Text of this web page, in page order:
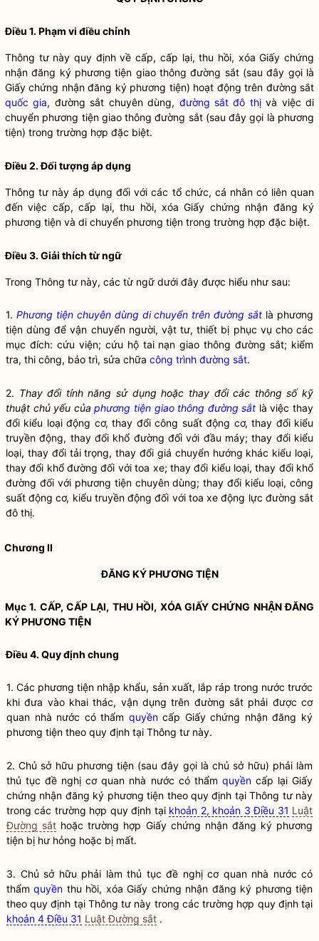
Điều 1. Phạm vi điều chỉnh
Thông tư này quy định về cấp, cấp lại, thu hồi, xóa Giấy chứng
nhận đăng ký phương tiện giao thông đường sắt(sau đây gọi là
Giấy chứng nhận đăng ký phương tiện) hoạt động trên đường sắt
quốc gia, đường sắt chuyên dùng, đường sắt đô thịvà việc di
chuyển phương tiện giao thông đường sắt(sau đây gọi là phương
tiện) trong trường hợp đặc biệt.
Điều 2. Đối tượng áp dụng
Thông tư này áp dụng đối với các tổ chức, cá nhân có liên quan
đến việc cấp, cấp lại, thu hồi, xóa Giấy chứng nhận đăng ký
phương tiện và di chuyển phương tiện trong trường hợp đặc biệt.
Điều 3. Giải thích từ ngữ
Trong Thông tư này, các từ ngữ dưới đây được hiểu như sau:
1. Phương tiện chuyên dùng di chuyển trên đường sắt là phương
tiện dùng để vận chuyển người, vật tư, thiết bị phục vụ cho các
mục đích: cứu viện; cứu hộ tai nạn giao thông đường sắt; kiểm
tra, thi công, bảo trì, sửa chữa công trình đường sắt.
2. Thay đổi tính năng sử dụng hoặc thay đổi các thông số kỹ
thuật chủ yếu củaphương tiện giao thông đường sắt là việc thay
đổi kiểu loại động cơ, thay đổi công suất động cơ, thay đổi kiểu
truyền động, thay đổi khổ đường đối với đầu máy; thay đổi kiểu
loại, thay đổi tải trọng, thay đổi giá chuyển hướng khác kiểu loại,
thay đổi khổ đường đối với toa xe; thay đổi kiểu loại, thay đổi khổ
đường đối với phương tiện chuyên dùng; thay đổi kiểu loại, công
suất động cơ, kiểu truyền động đối với toa xe động lực đường sắt
đô thị.
Chương II
ĐĂNG KÝ PHƯƠNG TIỆN
Mục 1. CẤP, CẤP LẠI, THU HỒI, XÓA GIẤY CHỨNG NHẬN ĐĂNG
KÝ PHƯƠNG TIỆN
Điều 4. Quy định chung
1. Các phương tiện nhập khẩu, sản xuất, lắp ráp trong nước trước
khi đưa vào khai thác, vận dụng trên đường sắt phải được cơ
quan nhà nước có thẩm quyềncấp Giấy chứng nhận đăng ký
phương tiện theo quy định tại Thông tư này.
2. Chủ sở hữu phương tiện (sau đây gọi là chủ sở hữu) phải làm
thủ tục đề nghị cơ quan nhà nước có thẩm quyềncấp lại Giấy
chứng nhận đăng ký phương tiện theo quy định tại Thông tư này
trong các trường hợp quy định tại khoản 2, khoản 3 Điều 31 Luật
Đường sắt hoặc trường hợp Giấy chứng nhận đăng ký phương
tiện bị hư hỏng hoặc bị mất.
3. Chủ sở hữu phải làm thủ tục đề nghị cơ quan nhà nước có
thẩmquyền thu hồi, xóa Giấy chứng nhận đăng ký phương tiện
theo quy định tại Thông tư này trong các trường hợp quy định tại
khoản 4 Điều 31 Luật Đường sắt .